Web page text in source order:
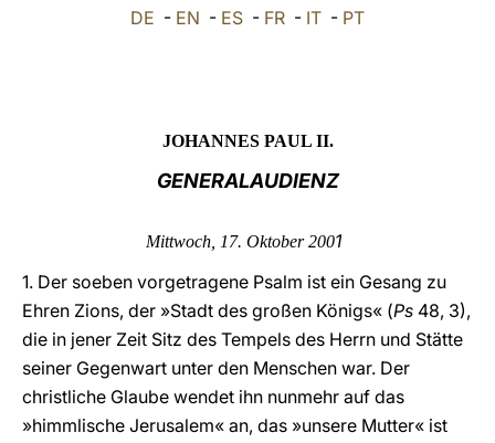
العربيّة DE - EN - ES - FR - IT - PT
JOHANNES PAUL II.
GENERALAUDIENZ
Mittwoch, 17. Oktober 2001
1. Der soeben vorgetragene Psalm ist ein Gesang zu
Ehren Zions, der »Stadt des großen Königs« (Ps 48, 3),
die in jener Zeit Sitz des Tempels des Herrn und Stätte
seiner Gegenwart unter den Menschen war. Der
christliche Glaube wendet ihn nunmehr auf das
»himmlische Jerusalem« an, das »unsere Mutter« ist